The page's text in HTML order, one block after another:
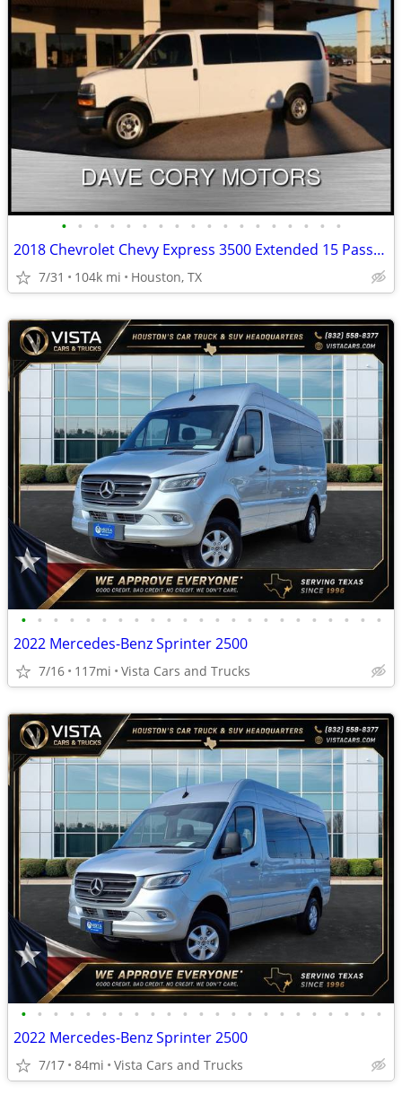
• • • • • • • • • • • • • • • • • •
2018 Chevrolet Chevy Express 3500 Extended 15 Passenger Van 4.3L V-6
7/31 104k mi Houston, TX
• • • • • • • • • • • • • • • • • • • • • • •
2022 Mercedes-Benz Sprinter 2500
7/16 117mi Vista Cars and Trucks
• • • • • • • • • • • • • • • • • • • • • • •
2022 Mercedes-Benz Sprinter 2500
7/17 84mi Vista Cars and Trucks